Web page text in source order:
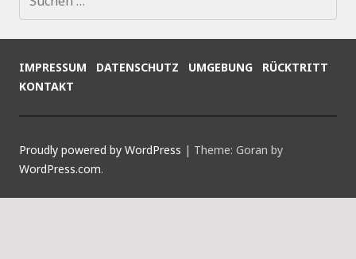
nach:
IMPRESSUM DATENSCHUTZ UMGEBUNG
RÜCKTRITT
KONTAKT
Proudly powered by WordPress | Theme: Goran by
WordPress.com.